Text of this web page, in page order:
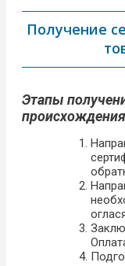
Получение
Этапы